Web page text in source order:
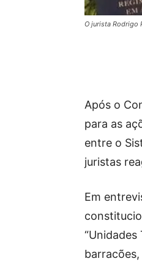
O jurista Rodrigo
Após o
para as
entre o
juristas
Em